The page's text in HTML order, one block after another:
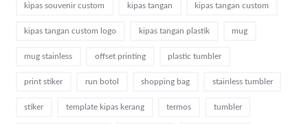
kipas souvenir custom kipas tangan kipas tangan custom
kipas tangan custom logo kipas tangan plastik mug
mug stainless offset printing plastic tumbler
print stiker run botol shopping bag stainless tumbler
stiker template kipas kerang termos tumbler